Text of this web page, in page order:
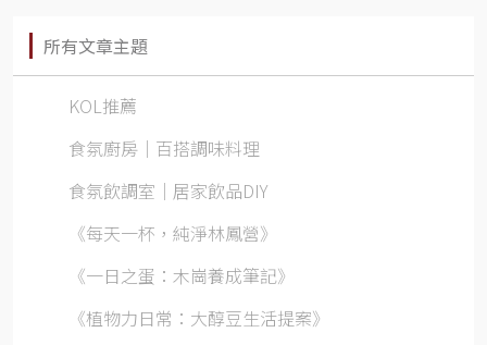
所有文章主題
KOL推薦
食氛廚房｜百搭調味料理
食氛飲調室｜居家飲品DIY
《每天一杯，純淨林鳳營》
《一日之蛋：木崗養成筆記》
《植物力日常：大醇豆生活提案》